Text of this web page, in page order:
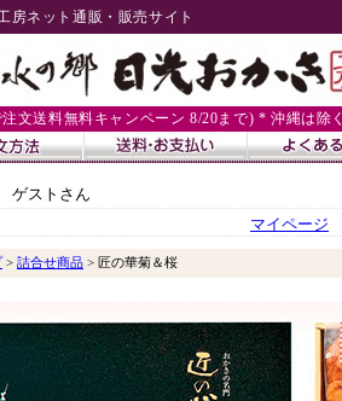
ネット通販・販売サイト
送料無料キャンペーン 8/20まで) * 沖縄は除く
ゲストさん
マイページ
> 詰合せ商品 > 匠の華菊＆桜